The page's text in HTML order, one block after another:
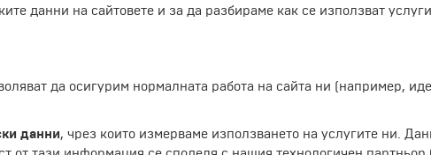
се с малки заливчета с фин златист пясък. От Амилия до
са Портофино, Санта Маргерита Лигуре, Рапало,
Малките градчета предлагат, както много
барове и други. Големи
паркове, средновековни те
данни на сайтовете и за да разбираме как се използват
да осигурим нормалната работа на сайта ни (например,
данни, чрез които измерваме използването на услугите ни.